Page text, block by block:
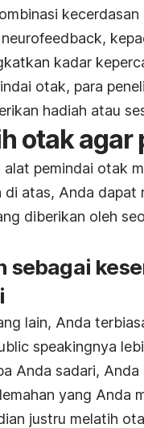
kadar
otak, para
hadiah atau
otak agar
pemindai otak
atas, Anda dapat
diberikan oleh
sebagai
lain, Anda
speakingnya
Anda sadari,
yang Anda
justru melatih